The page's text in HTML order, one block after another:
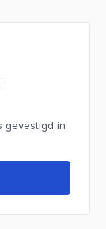
gevestigd in